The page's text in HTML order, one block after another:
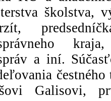
školstva,
a iní.
Galisovi,